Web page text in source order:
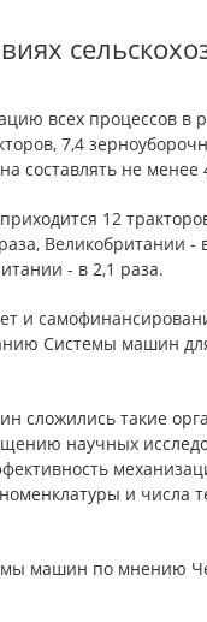
всех процессов в
7,4
составлять не
12
Великобритании
- в 2,1 раза.
и
Системы машин
сложились такие
научных
и числа
машин по мнению